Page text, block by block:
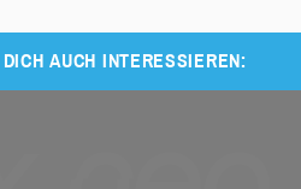
AUCH INTERESSIEREN: